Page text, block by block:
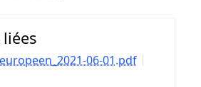
liées
06-01.pdf